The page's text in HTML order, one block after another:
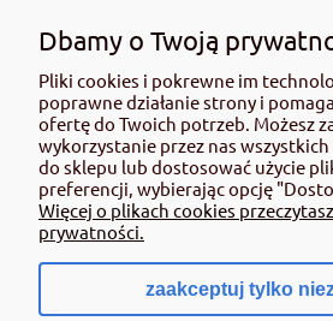
użyciem przeczytaj informacje
dotyczące produktu. Zwróć uwagę na zwroty
oraz przestrzegaj środków bezpieczeństwa
Środki ochrony roślin do użytku
wyłącznie przez osoby pełnoletnie
wymagane od osób nabywających środki
ustawie (art. 28 Ustawy z dn. 8 marca 2013 r. o
Ustw 2020 poz.2097 z pózn. zm.)
złamaniem regulaminu sklepu.
pokaż pełną wersję
Dbamy o Twoją
Pliki cookies i pokrewne im
poprawne działanie strony i
ofertę do Twoich potrzeb. Możesz
wykorzystanie przez nas
do sklepu lub dostosować użycie
preferencji, wybierając opcję
Więcej o plikach cookies
prywatności.
zaakceptuj tylko